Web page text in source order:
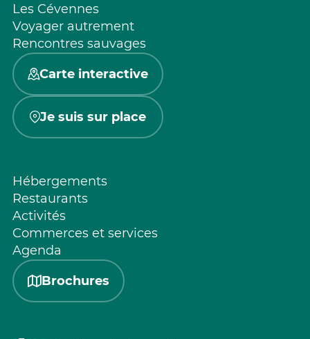
Les Cévennes
Voyager autrement
Rencontres sauvages
Carte interactive
Je suis sur place
Hébergements
Restaurants
Activités
Commerces et services
Agenda
Brochures